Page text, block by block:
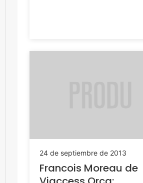
24 de septiembre de 2013
Francois Moreau de